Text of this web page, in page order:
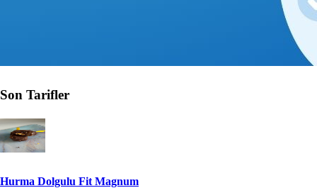
Son Tarifler
Hurma Dolgulu Fit Magnum